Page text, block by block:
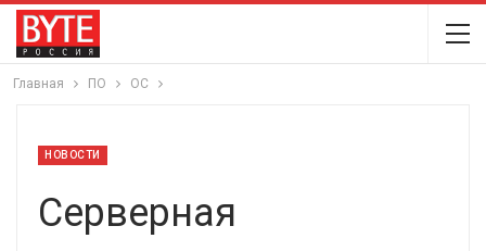
Главная ПО ОС
НОВОСТИ
Серверная